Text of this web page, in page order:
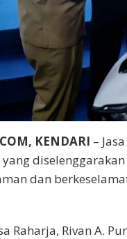
KENDARI –
yang
dan
Raharja, Rivan A.